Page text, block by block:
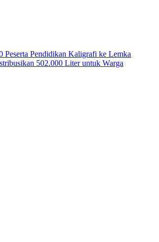
Peserta Pendidikan Kaligrafi ke Lemka
502.000 Liter untuk Warga